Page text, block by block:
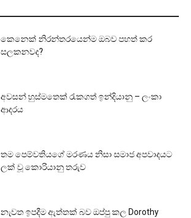
කෙනෙක් නිරන්තරයෙන්ම ඔබව පහත් කර
සලකනවද?
අවසන් හුස්මතෙක් රැකගත් ඉන්දියානු – ලංකා
ආදරය
තම පෙම්වතියගේ මරණය නිසා සමාජ අපවාදයට
ලක් වූ කොරියානු තරුව
නැවත ඉපදීම ඇත්තක් බව ඔප්පු කල Dorothy